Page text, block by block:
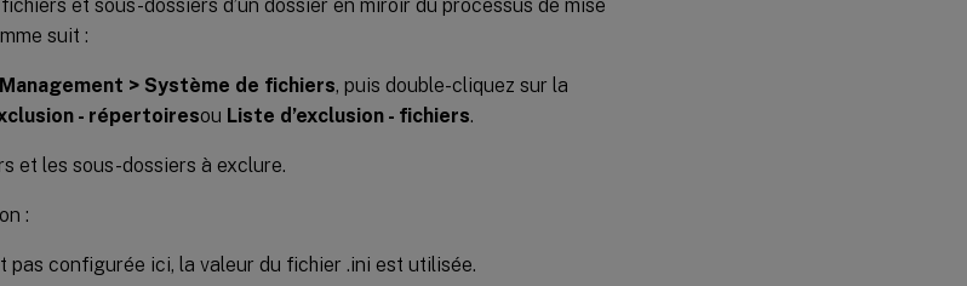
et sous-dossiers d’un dossier en miroir du processus de mise
suit :
> Système de fichiers, puis double-cliquez sur la
- répertoiresou Liste d’exclusion - fichiers.
et les sous-dossiers à exclure.
:
pas configurée ici, la valeur du fichier .ini est utilisée.